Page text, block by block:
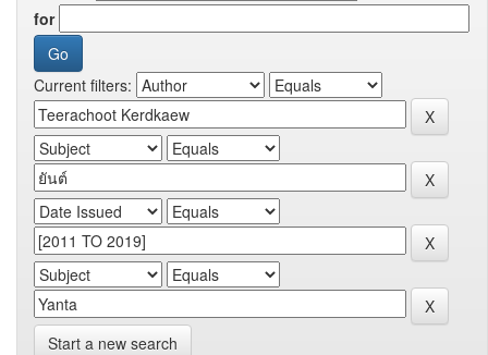
for
Current filters:
Start a new search